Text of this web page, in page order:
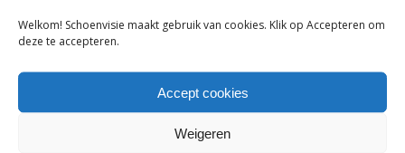
Welkom! Schoenvisie maakt gebruik van cookies. Klik op Accepteren om
deze te accepteren.
Accept cookies
Weigeren